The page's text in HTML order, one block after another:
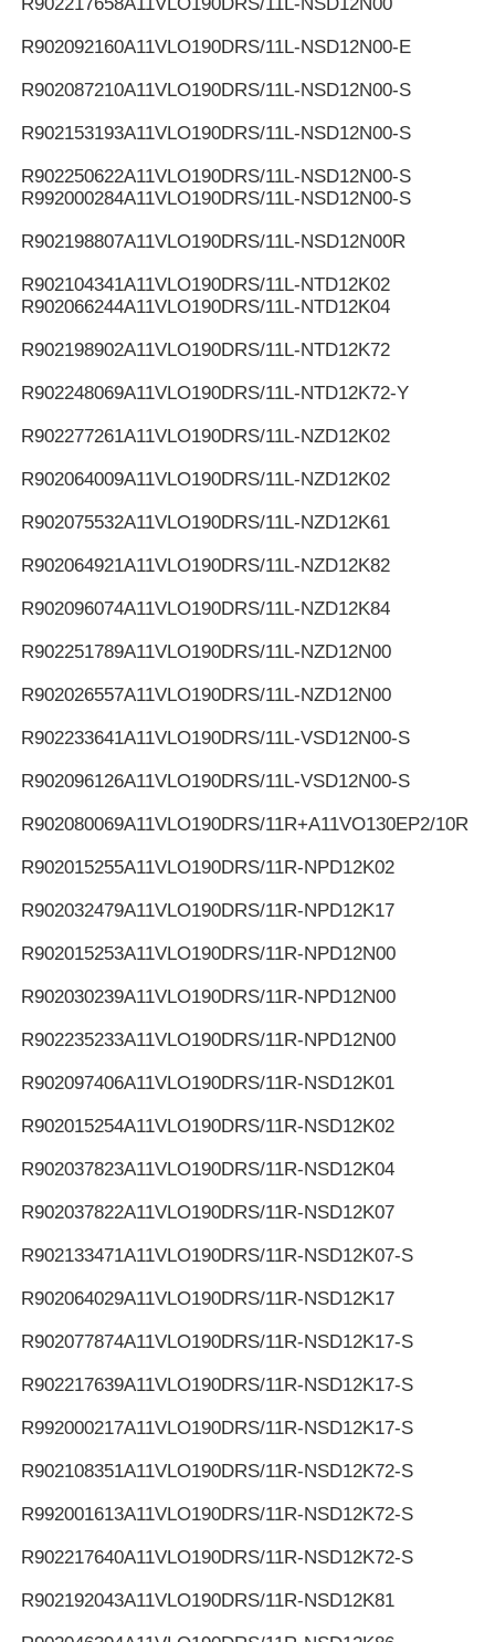
R902092160A11VLO190DRS/11L-NSD12N00-E
R902087210A11VLO190DRS/11L-NSD12N00-S
R902153193A11VLO190DRS/11L-NSD12N00-S
R902250622A11VLO190DRS/11L-NSD12N00-S
R992000284A11VLO190DRS/11L-NSD12N00-S
R902198807A11VLO190DRS/11L-NSD12N00R
R902104341A11VLO190DRS/11L-NTD12K02
R902066244A11VLO190DRS/11L-NTD12K04
R902198902A11VLO190DRS/11L-NTD12K72
R902248069A11VLO190DRS/11L-NTD12K72-Y
R902277261A11VLO190DRS/11L-NZD12K02
R902064009A11VLO190DRS/11L-NZD12K02
R902075532A11VLO190DRS/11L-NZD12K61
R902064921A11VLO190DRS/11L-NZD12K82
R902096074A11VLO190DRS/11L-NZD12K84
R902251789A11VLO190DRS/11L-NZD12N00
R902026557A11VLO190DRS/11L-NZD12N00
R902233641A11VLO190DRS/11L-VSD12N00-S
R902096126A11VLO190DRS/11L-VSD12N00-S
R902080069A11VLO190DRS/11R+A11VO130EP2/10R
R902015255A11VLO190DRS/11R-NPD12K02
R902032479A11VLO190DRS/11R-NPD12K17
R902015253A11VLO190DRS/11R-NPD12N00
R902030239A11VLO190DRS/11R-NPD12N00
R902235233A11VLO190DRS/11R-NPD12N00
R902097406A11VLO190DRS/11R-NSD12K01
R902015254A11VLO190DRS/11R-NSD12K02
R902037823A11VLO190DRS/11R-NSD12K04
R902037822A11VLO190DRS/11R-NSD12K07
R902133471A11VLO190DRS/11R-NSD12K07-S
R902064029A11VLO190DRS/11R-NSD12K17
R902077874A11VLO190DRS/11R-NSD12K17-S
R902217639A11VLO190DRS/11R-NSD12K17-S
R992000217A11VLO190DRS/11R-NSD12K17-S
R902108351A11VLO190DRS/11R-NSD12K72-S
R992001613A11VLO190DRS/11R-NSD12K72-S
R902217640A11VLO190DRS/11R-NSD12K72-S
R902192043A11VLO190DRS/11R-NSD12K81